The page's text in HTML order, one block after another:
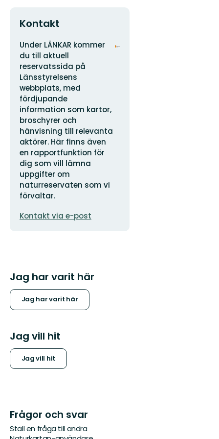
Kontakt
Adress
Under LÄNKAR kommer
du till aktuell
reservatssida på
Länsstyrelsens
webbplats, med
fördjupande
information som kartor,
broschyrer och
hänvisning till relevanta
aktörer. Här finns även
en rapportfunktion för
dig som vill lämna
uppgifter om
naturreservaten som vi
förvaltar.
postadress
Kontakt via e-post
Organisationens
Jag har varit här
Jag har varit här
Jag vill hit
Jag vill hit
Frågor och svar
Ställ en fråga till andra